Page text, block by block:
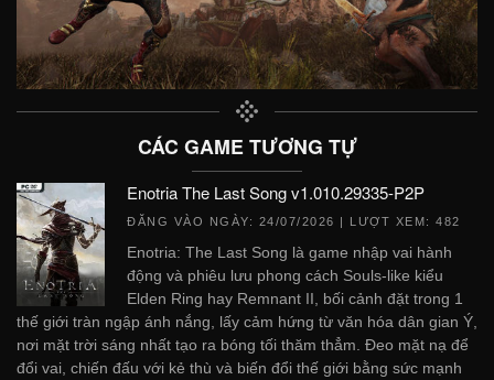
CÁC GAME TƯƠNG TỰ
Enotria The Last Song v1.010.29335-P2P
ĐĂNG VÀO NGÀY: 24/07/2026 | LƯỢT XEM: 482
Enotria: The Last Song là game nhập vai hành
động và phiêu lưu phong cách Souls-like kiểu
Elden Ring hay Remnant II, bối cảnh đặt trong 1
thế giới tràn ngập ánh nắng, lấy cảm hứng từ văn hóa dân gian Ý,
nơi mặt trời sáng nhất tạo ra bóng tối thăm thẳm. Đeo mặt nạ để
đổi vai, chiến đấu với kẻ thù và biến đổi thế giới bằng sức mạnh